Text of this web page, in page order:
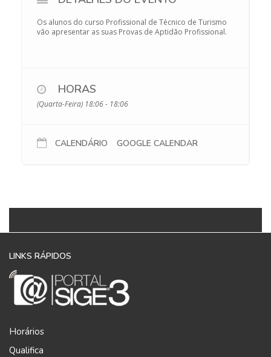
Os alunos do curso Profissional de Técnico de Turismo
vão apresentar as suas Provas de Aptidão Profissional.
HORAS
(Quarta-Feira) 18:06 - 18:06
CALENDÁRIO GOOGLE CALENDAR
LINKS RÁPIDOS
Horários
Qualifica